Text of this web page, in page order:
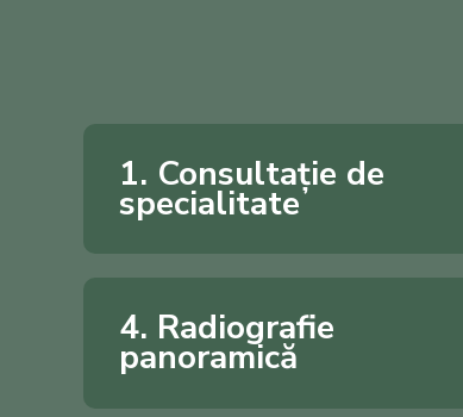
1. Consultație de
specialitate
4. Radiografie
panoramică